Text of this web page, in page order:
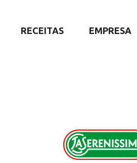
RECEITAS EMPRESA